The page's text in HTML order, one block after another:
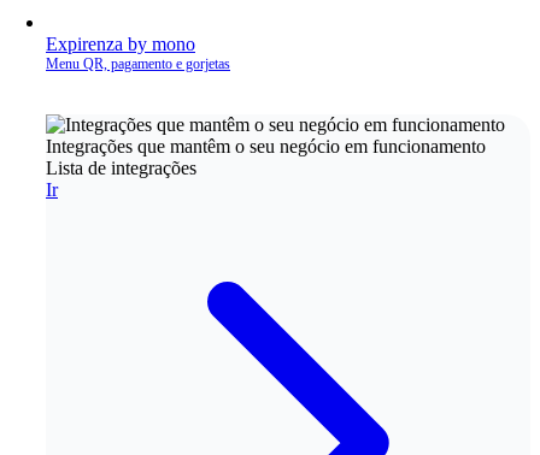
Expirenza by mono
Menu QR, pagamento e gorjetas
Integrações que mantêm o seu negócio em funcionamento
Lista de integrações
Ir